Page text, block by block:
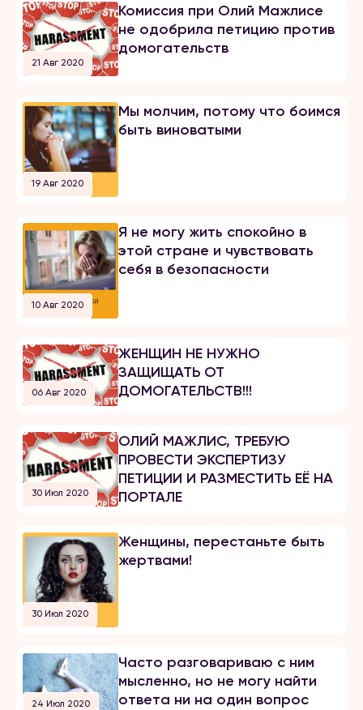
21 Авг 2020
Комиссия при Олий Мажлисе
не одобрила петицию против
домогательств
19 Авг 2020
Мы молчим, потому что боимся
быть виноватыми
10 Авг 2020
Я не могу жить спокойно в
этой стране и чувствовать
себя в безопасности
06 Авг 2020
ЖЕНЩИН НЕ НУЖНО
ЗАЩИЩАТЬ ОТ
ДОМОГАТЕЛЬСТВ!!!
30 Июл 2020
ОЛИЙ МАЖЛИС, ТРЕБУЮ
ПРОВЕСТИ ЭКСПЕРТИЗУ
ПЕТИЦИИ И РАЗМЕСТИТЬ ЕЁ НА
ПОРТАЛЕ
30 Июл 2020
Женщины, перестаньте быть
жертвами!
24 Июл 2020
Часто разговариваю с ним
мысленно, но не могу найти
ответа ни на один вопрос